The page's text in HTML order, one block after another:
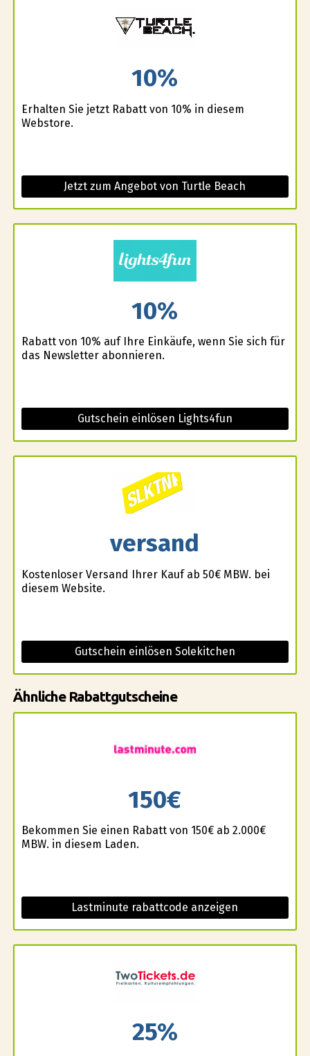
10%
Erhalten Sie jetzt Rabatt von 10% in diesem
Webstore.
Jetzt zum Angebot von Turtle Beach
10%
Rabatt von 10% auf Ihre Einkäufe, wenn Sie sich für
das Newsletter abonnieren.
Gutschein einlösen Lights4fun
versand
Kostenloser Versand Ihrer Kauf ab 50€ MBW. bei
diesem Website.
Gutschein einlösen Solekitchen
Ähnliche Rabattgutscheine
150€
Bekommen Sie einen Rabatt von 150€ ab 2.000€
MBW. in diesem Laden.
Lastminute rabattcode anzeigen
25%